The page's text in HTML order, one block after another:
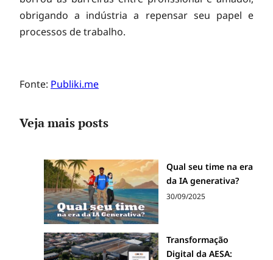
g
e
n
obrigando a indústria a repensar seu papel e
processos de trabalho.
Fonte: Publiki.me
Veja mais posts
Qual seu time na era
da IA generativa?
30/09/2025
Transformação
Digital da AESA: